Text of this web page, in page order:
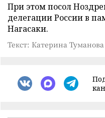
При этом посол
делегации России в
Нагасаки.
Текст: Катерина Туманова